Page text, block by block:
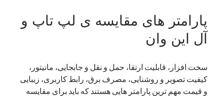
پارامتر های مقایسه ی لپ تاپ و
آل این وان
سخت افزار، قابلیت ارتقا، حمل و نقل و جابجایی، مانیتور،
کیفیت تصویر و روشنایی، مصرف برق، رابط کاربری، زیبایی
و قیمت مهم ترین پارامتر هایی هستند که باید برای مقایسه